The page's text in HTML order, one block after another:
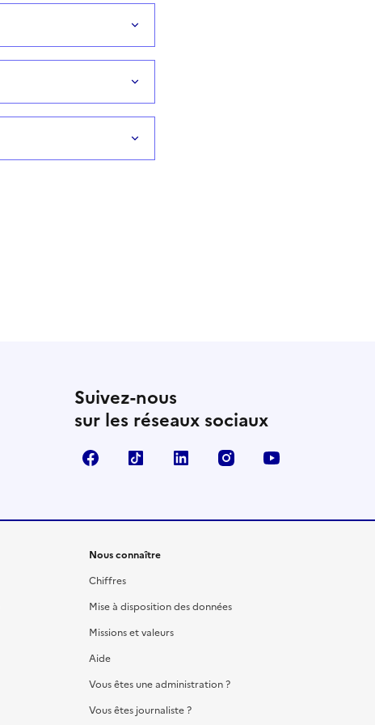
Suivez-nous
sur les réseaux sociaux
FacebookTikTok LinkedIn Instagram
Nous connaître
Chiffres
Mise à disposition des données
Missions et valeurs
Aide
Vous êtes une administration ?
Vous êtes journaliste ?